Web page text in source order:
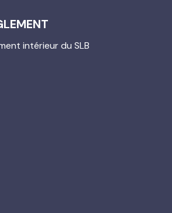
intérieur du SLB